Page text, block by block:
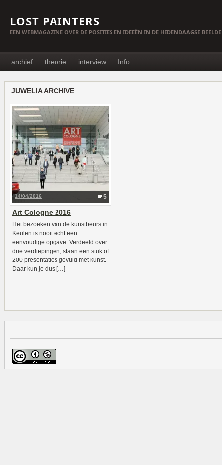
LOST PAINTERS
EEN WEBMAGAZINE OVER DE POSITIES EN IDEEËN IN DE HEDENDAAGSE
archief theorie interview Info
JUWELIA ARCHIVE
5
14/04/2016
Art Cologne 2016
Het bezoeken van de kunstbeurs in
Keulen is nooit echt een
eenvoudige opgave. Verdeeld over
drie verdiepingen, staan een stuk of
200 presentaties gevuld met kunst.
Daar kun je dus […]